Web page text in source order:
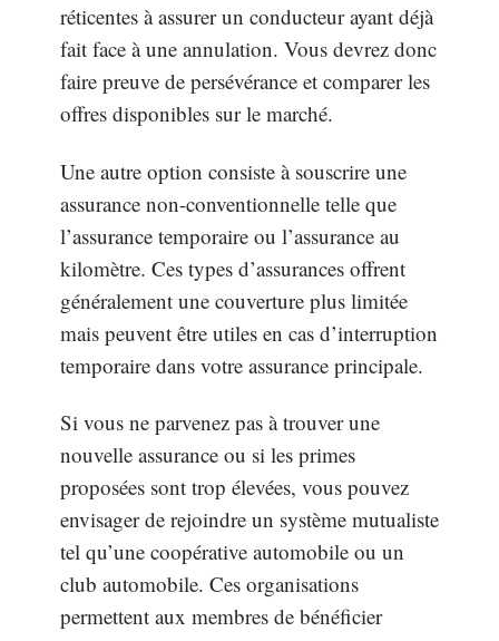
réticentes à assurer un conducteur ayant déjà
fait face à une annulation. Vous devrez donc
faire preuve de persévérance et comparer les
offres disponibles sur le marché.
Une autre option consiste à souscrire une
assurance non-conventionnelle telle que
l’assurance temporaire ou l’assurance au
kilomètre. Ces types d’assurances offrent
généralement une couverture plus limitée
mais peuvent être utiles en cas d’interruption
temporaire dans votre assurance principale.
Si vous ne parvenez pas à trouver une
nouvelle assurance ou si les primes
proposées sont trop élevées, vous pouvez
envisager de rejoindre un système mutualiste
tel qu’une coopérative automobile ou un
club automobile. Ces organisations
permettent aux membres de bénéficier